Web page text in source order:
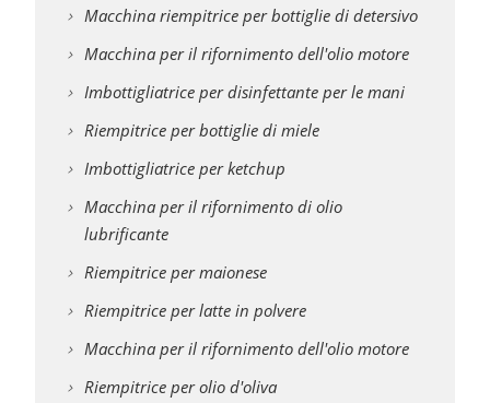
Macchina riempitrice per bottiglie di detersivo
Macchina per il rifornimento dell'olio motore
Imbottigliatrice per disinfettante per le mani
Riempitrice per bottiglie di miele
Imbottigliatrice per ketchup
Macchina per il rifornimento di olio
lubrificante
Riempitrice per maionese
Riempitrice per latte in polvere
Macchina per il rifornimento dell'olio motore
Riempitrice per olio d'oliva